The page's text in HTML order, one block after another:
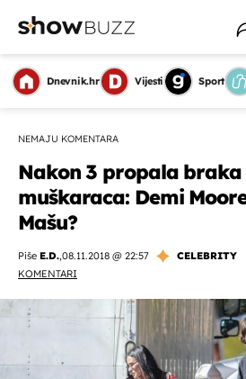
Dnevnik.hr Vijesti Sport
NEMAJU KOMENTARA
Nakon 3 propala braka
muškaraca: Demi
Mašu?
Piše E.D.,08.11.2018 @ 22:57
CELEBRITY
KOMENTARI
OMOGUĆI